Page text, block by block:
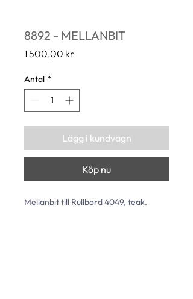
8892 - MELLANBIT
1 500,00 kr
Antal *
Lägg i kundvagn
Köp nu
Mellanbit till Rullbord 4049, teak.